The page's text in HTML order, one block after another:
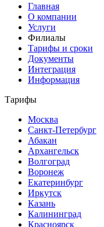
Главная
О компании
Услуги
Филиалы
Тарифы и сроки
Документы
Интеграция
Информация
Тарифы
Москва
Санкт-Петербург
Абакан
Архангельск
Волгоград
Воронеж
Екатеринбург
Иркутск
Казань
Калининград
Красноярск